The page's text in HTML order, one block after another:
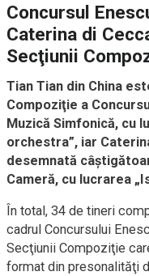
Concursul
Caterina di
Secţiunii
Tian Tian din China
Compoziţie a
Muzică Simfonică, cu
orchestra”, iar
desemnată
Cameră, cu lucrarea
În total, 34 de tineri
cadrul Concursului
Secţiunii Compoziţie
format din presonalităţi